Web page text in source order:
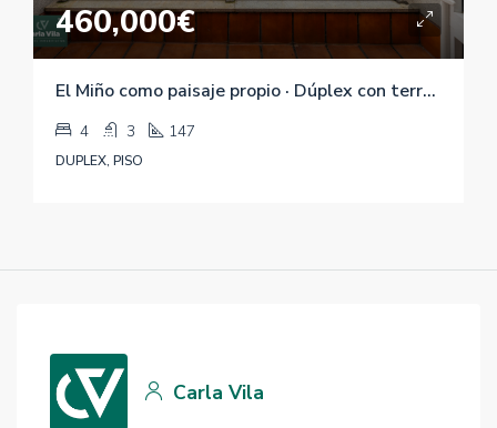
460,000€
El Miño como paisaje propio · Dúplex con terraza junto al Parque de Rosalía
4 3 147
DUPLEX, PISO
Carla Vila